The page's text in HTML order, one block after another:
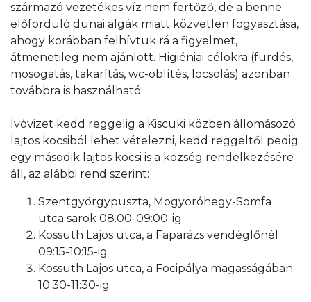
származó vezetékes víz nem fertőző, de a benne
előforduló dunai algák miatt közvetlen fogyasztása,
ahogy korábban felhívtuk rá a figyelmet,
átmenetileg nem ajánlott. Higiéniai célokra (fürdés,
mosogatás, takarítás, wc-öblítés, locsolás) azonban
továbbra is használható.
Ivóvizet kedd reggelig a Kiscuki közben állomásozó
lajtos kocsiból lehet vételezni, kedd reggeltől pedig
egy második lajtos kocsi is a község rendelkezésére
áll, az alábbi rend szerint:
Szentgyörgypuszta, Mogyoróhegy-Somfa
utca sarok 08.00-09:00-ig
Kossuth Lajos utca, a Faparázs vendéglőnél
09:15-10:15-ig
Kossuth Lajos utca, a Focipálya magasságában
10:30-11:30-ig